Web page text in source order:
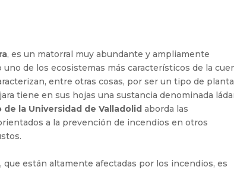
, es un matorral muy abundante y ampliamente
de los ecosistemas más característicos de la
entre otras cosas, por ser un tipo de planta
tiene en sus hojas una sustancia denominada
de la Universidad de Valladolid aborda las
a la prevención de incendios en otros
están altamente afectadas por los incendios, es